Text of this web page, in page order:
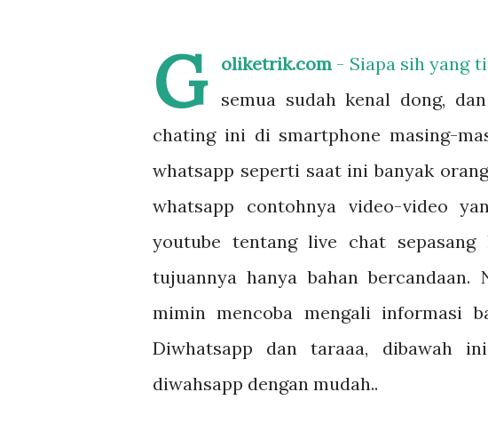
G oliketrik.com - Siapa sih yang
semua sudah kenal dong,
chating ini di smartphone masing-
whatsapp seperti saat ini banyak
whatsapp contohnya video-video
youtube tentang live chat
tujuannya hanya bahan
mimin mencoba mengali informasi
Diwhatsapp dan taraaa, dibawah
diwahsapp dengan mudah..